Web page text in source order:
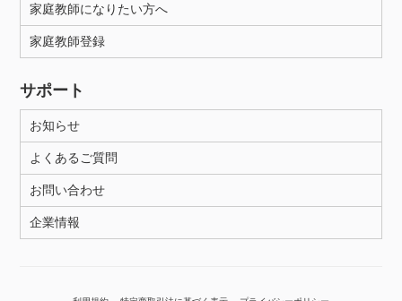
家庭教師になりたい方へ
家庭教師登録
サポート
お知らせ
よくあるご質問
お問い合わせ
企業情報